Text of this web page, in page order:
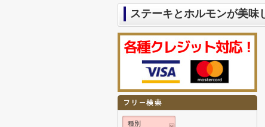
ステーキとホルモンが美味
種別